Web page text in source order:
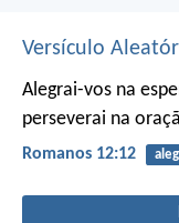
Versículo
Alegrai-vos na
perseverai na
Romanos 12:12